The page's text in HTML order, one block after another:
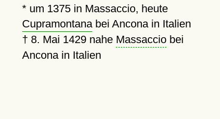
* um 1375in Massaccio, heute
Cupramontanabei Ancona in Italien
† 8. Mai 1429nahe Massacciobei
Ancona in Italien